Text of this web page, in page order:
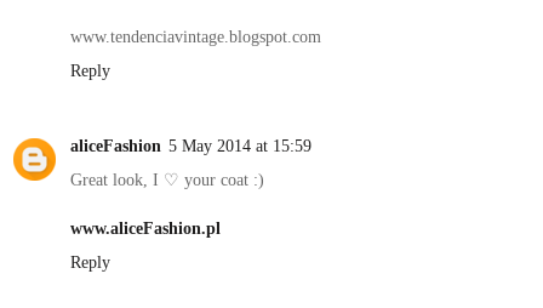
www.tendenciavintage.blogspot.com
Reply
aliceFashion 5 May 2014 at 15:59
Great look, I ♡ your coat :)
www.aliceFashion.pl
Reply